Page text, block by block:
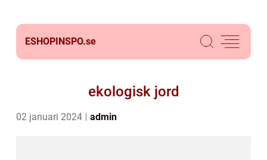
ESHOPINSPO.se
ekologisk jord
02 januari 2024 admin